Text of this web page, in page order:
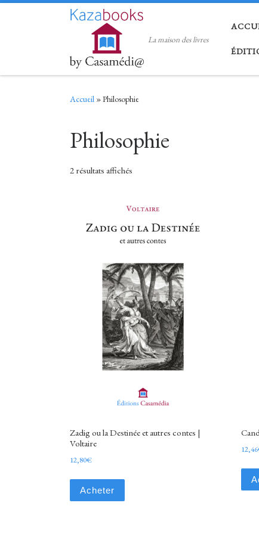
La maison des livres
Accueil »Philosophie
Philosophie
2 résultats affichés
Zadig ou la Destinée et autres contes |
Voltaire
12,80€
Acheter
12,46